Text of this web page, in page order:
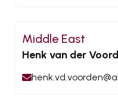
Middle East
Henk van der